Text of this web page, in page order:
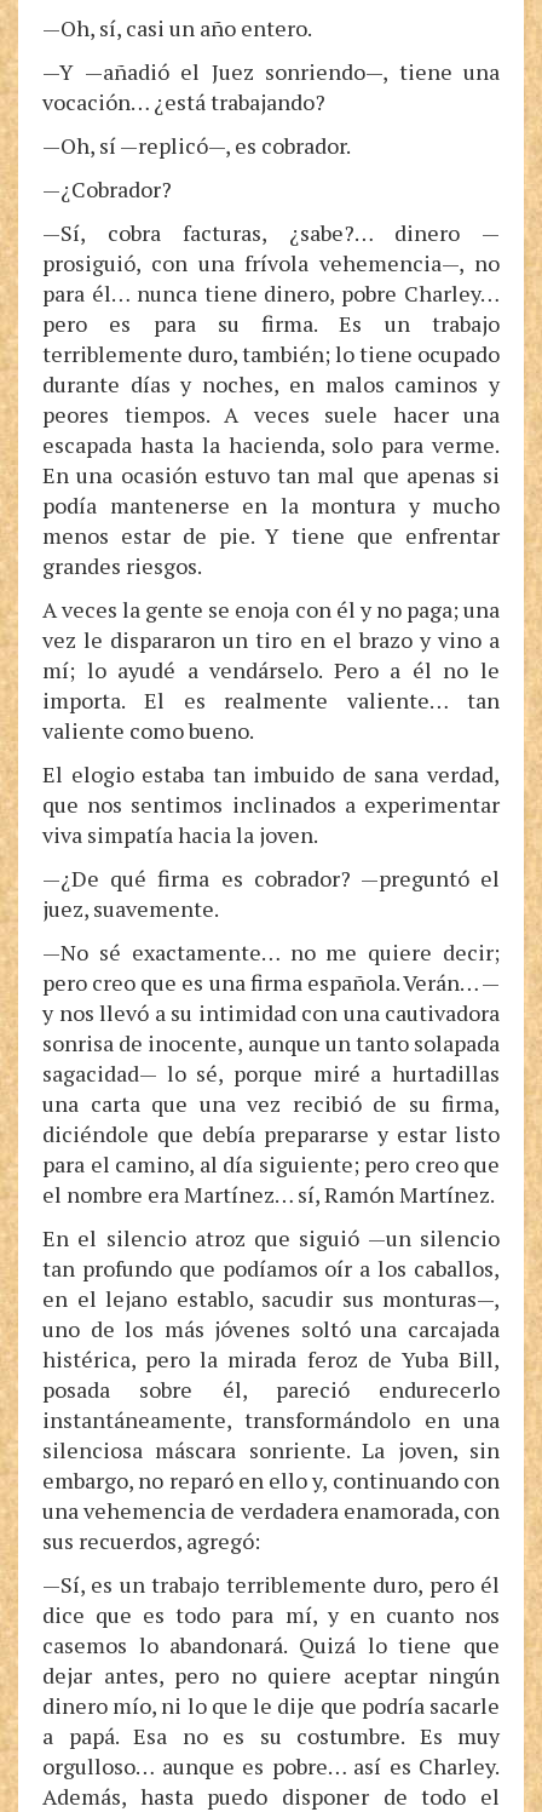
—Oh, sí, casi un año entero.
—Y —añadió el Juez sonriendo—, tiene una
vocación… ¿está trabajando?
—Oh, sí —replicó—, es cobrador.
—¿Cobrador?
—Sí, cobra facturas, ¿sabe?… dinero —
prosiguió, con una frívola vehemencia—, no
para él… nunca tiene dinero, pobre Charley…
pero es para su firma. Es un trabajo
terriblemente duro, también; lo tiene ocupado
durante días y noches, en malos caminos y
peores tiempos. A veces suele hacer una
escapada hasta la hacienda, solo para verme.
En una ocasión estuvo tan mal que apenas si
podía mantenerse en la montura y mucho
menos estar de pie. Y tiene que enfrentar
grandes riesgos.
A veces la gente se enoja con él y no paga; una
vez le dispararon un tiro en el brazo y vino a
mí; lo ayudé a vendárselo. Pero a él no le
importa. El es realmente valiente… tan
valiente como bueno.
El elogio estaba tan imbuido de sana verdad,
que nos sentimos inclinados a experimentar
viva simpatía hacia la joven.
—¿De qué firma es cobrador? —preguntó el
juez, suavemente.
—No sé exactamente… no me quiere decir;
pero creo que es una firma española. Verán… —
y nos llevó a su intimidad con una cautivadora
sonrisa de inocente, aunque un tanto solapada
sagacidad— lo sé, porque miré a hurtadillas
una carta que una vez recibió de su firma,
diciéndole que debía prepararse y estar listo
para el camino, al día siguiente; pero creo que
el nombre era Martínez… sí, Ramón Martínez.
En el silencio atroz que siguió —un silencio
tan profundo que podíamos oír a los caballos,
en el lejano establo, sacudir sus monturas—,
uno de los más jóvenes soltó una carcajada
histérica, pero la mirada feroz de Yuba Bill,
posada sobre él, pareció endurecerlo
instantáneamente, transformándolo en una
silenciosa máscara sonriente. La joven, sin
embargo, no reparó en ello y, continuando con
una vehemencia de verdadera enamorada, con
sus recuerdos, agregó:
—Sí, es un trabajo terriblemente duro, pero él
dice que es todo para mí, y en cuanto nos
casemos lo abandonará. Quizá lo tiene que
dejar antes, pero no quiere aceptar ningún
dinero mío, ni lo que le dije que podría sacarle
a papá. Esa no es su costumbre. Es muy
orgulloso… aunque es pobre… así es Charley.
Además, hasta puedo disponer de todo el